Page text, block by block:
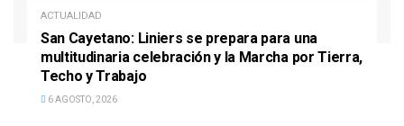
ACTUALIDAD
San Cayetano: Liniers se prepara para una
multitudinaria celebración y la Marcha por Tierra,
Techo y Trabajo
6 AGOSTO, 2026